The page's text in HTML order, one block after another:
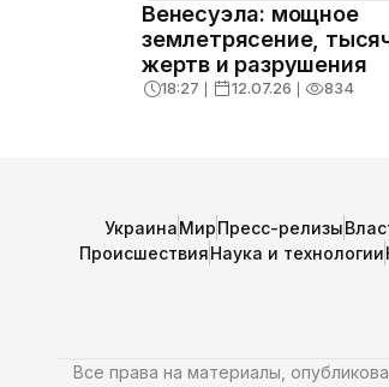
Венесуэла: мощное
землетрясение,
жертв и разрушения
18:27 ❘ 12.07.26 ❘ 834
УкраинаМирПресс-релизы
ПроисшествияНаука и технологии
Все права на материалы,